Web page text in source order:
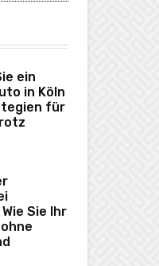
ein
in Köln
für
Sie Ihr